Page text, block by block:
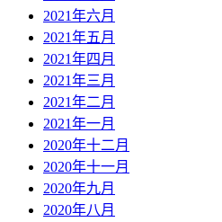
2021年六月
2021年五月
2021年四月
2021年三月
2021年二月
2021年一月
2020年十二月
2020年十一月
2020年九月
2020年八月